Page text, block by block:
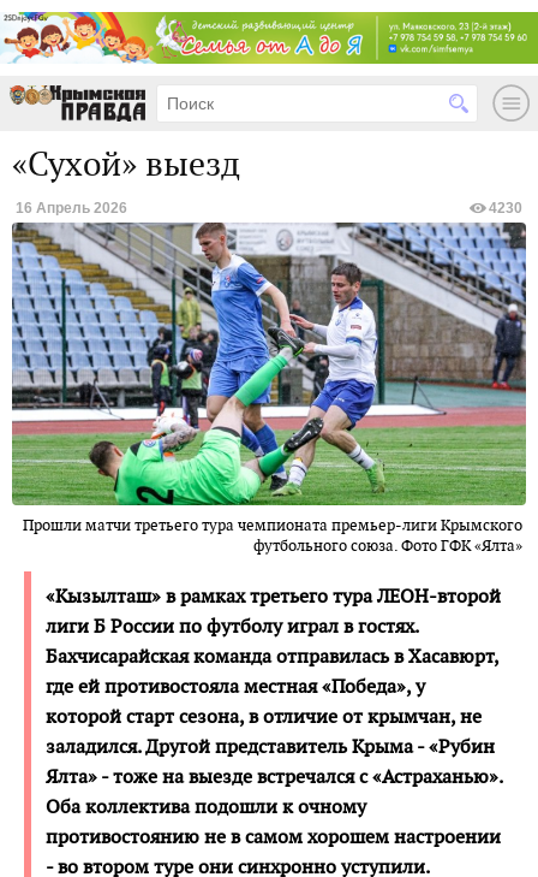
«Сухой» выезд
16 Апрель 2026 4230
Прошли матчи третьего тура чемпионата премьер-лиги Крымского
футбольного союза. Фото ГФК «Ялта»
«Кызылташ» в рамках третьего тура ЛЕОН-второй
лиги Б России по футболу играл в гостях.
Бахчисарайская команда отправилась в Хасавюрт,
где ей противостояла местная «Победа», у
которой старт сезона, в отличие от крымчан, не
заладился. Другой представитель Крыма - «Рубин
Ялта» - тоже на выезде встречался с «Астраханью».
Оба коллектива подошли к очному
противостоянию не в самом хорошем настроении
- во втором туре они синхронно уступили.